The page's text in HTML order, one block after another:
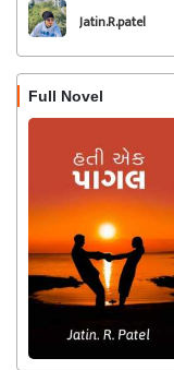
Jatin.R.patel
Full Novel